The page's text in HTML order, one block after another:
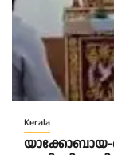
Kerala